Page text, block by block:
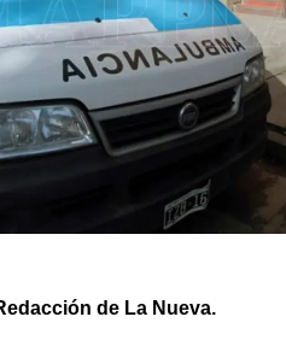
libre
Sociedad
Tecnología
Turismo
Salud
Es viral
de La Nueva.